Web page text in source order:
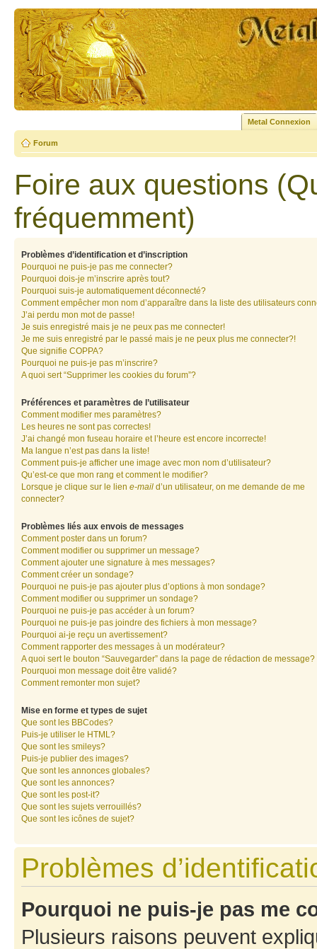
Metal Connexion
Forum
Foire aux questions
fréquemment)
Problèmes d’identification et d’inscription
Pourquoi ne puis-je pas me connecter?
Pourquoi dois-je m’inscrire après tout?
Pourquoi suis-je automatiquement déconnecté?
Comment empêcher mon nom d’apparaître dans la liste des utilisateurs
J’ai perdu mon mot de passe!
Je suis enregistré mais je ne peux pas me connecter!
Je me suis enregistré par le passé mais je ne peux plus me connecter?!
Que signifie COPPA?
Pourquoi ne puis-je pas m’inscrire?
A quoi sert “Supprimer les cookies du forum”?
Préférences et paramètres de l’utilisateur
Comment modifier mes paramètres?
Les heures ne sont pas correctes!
J’ai changé mon fuseau horaire et l’heure est encore incorrecte!
Ma langue n’est pas dans la liste!
Comment puis-je afficher une image avec mon nom d’utilisateur?
Qu’est-ce que mon rang et comment le modifier?
Lorsque je clique sur le lien e-mail d’un utilisateur, on me demande de me
connecter?
Problèmes liés aux envois de messages
Comment poster dans un forum?
Comment modifier ou supprimer un message?
Comment ajouter une signature à mes messages?
Comment créer un sondage?
Pourquoi ne puis-je pas ajouter plus d’options à mon sondage?
Comment modifier ou supprimer un sondage?
Pourquoi ne puis-je pas accéder à un forum?
Pourquoi ne puis-je pas joindre des fichiers à mon message?
Pourquoi ai-je reçu un avertissement?
Comment rapporter des messages à un modérateur?
A quoi sert le bouton “Sauvegarder” dans la page de rédaction de message?
Pourquoi mon message doit être validé?
Comment remonter mon sujet?
Mise en forme et types de sujet
Que sont les BBCodes?
Puis-je utiliser le HTML?
Que sont les smileys?
Puis-je publier des images?
Que sont les annonces globales?
Que sont les annonces?
Que sont les post-it?
Que sont les sujets verrouillés?
Que sont les icônes de sujet?
Problèmes
Pourquoi ne puis-je pas me
Plusieurs raisons peuvent